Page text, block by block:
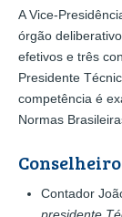
A Vice-
órgão
efetivos e três
Presidente
competência é
Normas
Contador